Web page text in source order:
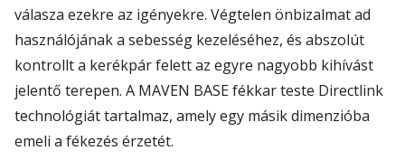
válasza ezekre az igényekre. Végtelen önbizalmat ad
használójának a sebesség kezeléséhez, és abszolút
kontrollt a kerékpár felett az egyre nagyobb kihívást
jelentő terepen. A MAVEN BASE fékkar teste Directlink
technológiát tartalmaz, amely egy másik dimenzióba
emeli a fékezés érzetét.